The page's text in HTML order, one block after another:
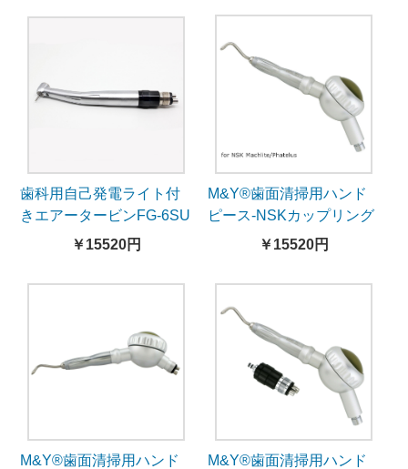
歯科用自己発電ライト付
きエアータービンFG-6SU
カップリング付き
￥15520円
M&Y®歯面清掃用ハンド
ピース-NSKカップリング
￥15520円
M&Y®歯面清掃用ハンド
M&Y®歯面清掃用ハンド